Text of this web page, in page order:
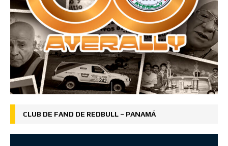
CLUB DE FAND DE REDBULL – PANAMÁ